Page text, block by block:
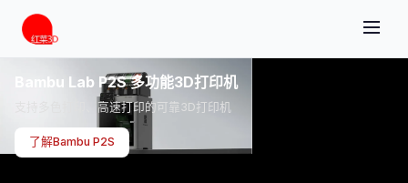
Bambu Lab P2S 多功能3D打印机
支持多色打印、高速打印的可靠3D打印机
了解Bambu P2S